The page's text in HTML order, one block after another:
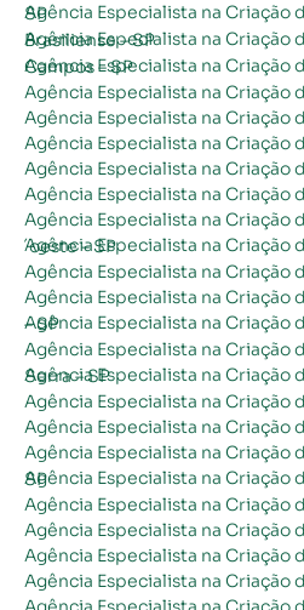
Agência Especialista na Criação de Site em Americana – SP
Agência Especialista na Criação de Site em Américo Brasiliense – SP
Agência Especialista na Criação de Site em Américo de Campos – SP
Agência Especialista na Criação
Agência Especialista na Criação
Agência Especialista na Criação
Agência Especialista na Criação
Agência Especialista na Criação
Agência Especialista na Criação
Agência Especialista na Criação de Site em Aparecida D´oeste – SP
Agência Especialista na Criação
Agência Especialista na Criação
Agência Especialista na Criação de Site em Araçariguama – SP
Agência Especialista na Criação
Agência Especialista na Criação de Site em Araçoiaba da Serra – SP
Agência Especialista na Criação
Agência Especialista na Criação
Agência Especialista na Criação
Agência Especialista na Criação de Site em Araraquara – SP
Agência Especialista na Criação
Agência Especialista na Criação
Agência Especialista na Criação
Agência Especialista na Criação